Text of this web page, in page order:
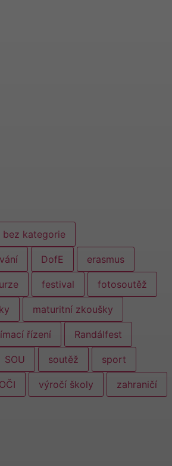
bez kategorie
DofE erasmus
festival fotosoutěž
maturitní zkoušky
řízení Randálfest
SOU soutěž sport
výročí školy zahraničí